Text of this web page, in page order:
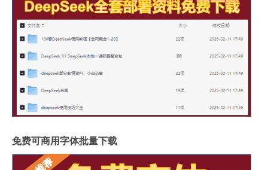
免费可商用字体批量下载